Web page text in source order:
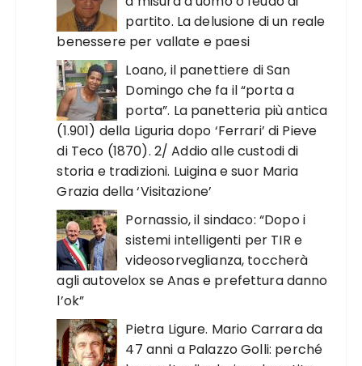
partito. La delusione di un reale
benessere per vallate e paesi
Loano, il panettiere di San
Domingo che fa il “porta a
porta”. La panetteria più antica
(1.901) della Liguria dopo ‘Ferrari’ di Pieve
di Teco (1870). 2/ Addio alle custodi di
storia e tradizioni. Luigina e suor Maria
Grazia della ‘Visitazione’
Pornassio, il sindaco: “Dopo i
sistemi intelligenti per TIR e
videosorveglianza, toccherà
agli autovelox se Anas e prefettura danno
l’ok”
Pietra Ligure. Mario Carrara da
47 anni a Palazzo Golli: perché